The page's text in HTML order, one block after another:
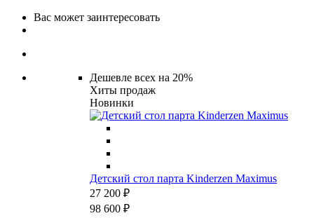
Вас может заинтересовать
Дешевле всех на 20%
Хиты продаж
Новинки
Детский стол парта Kinderzen Maximus
27 200 ₽
98 600 ₽